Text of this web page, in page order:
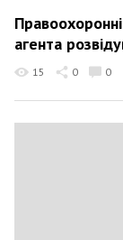
агента
15 0 0